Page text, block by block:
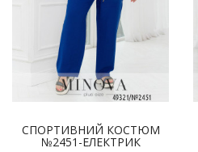
СПОРТИВНИЙ КОСТЮМ
№2451-ЕЛЕКТРИК